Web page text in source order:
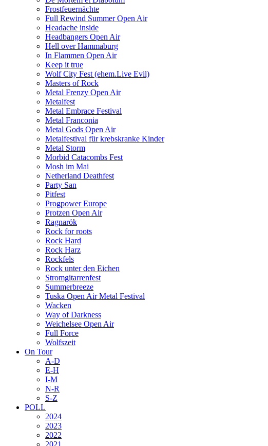
Frostfeuernächte
Full Rewind Summer Open Air
Headache inside
Headbangers Open Air
Hell over Hammaburg
In Flammen Open Air
Keep it true
Wolf City Fest (ehem.Live Evil)
Masters of Rock
Metal Frenzy Open Air
Metalfest
Metal Embrace Festival
Metal Franconia
Metal Gods Open Air
Metalfestival für krebskranke Kinder
Metal Storm
Morbid Catacombs Fest
Mosh im Mai
Netherland Deathfest
Party San
Pitfest
Progpower Europe
Protzen Open Air
Ragnarök
Rock for roots
Rock Hard
Rock Harz
Rockfels
Rock unter den Eichen
Stromgitarrenfest
Summerbreeze
Tuska Open Air Metal Festival
Wacken
Way of Darkness
Weichelsee Open Air
Full Force
Wolfszeit
On Tour
A-D
E-H
I-M
N-R
S-Z
POLL
2024
2023
2022
2021